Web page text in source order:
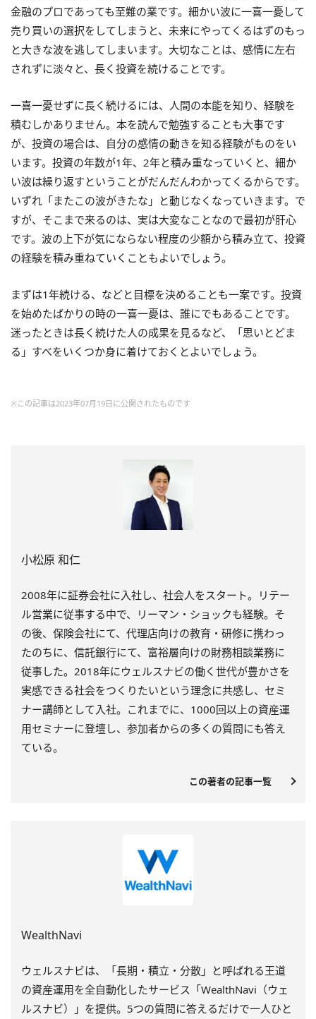
金融のプロであっても至難の業です。細かい波に一喜一憂して
売り買いの選択をしてしまうと、未来にやってくるはずのもっ
と大きな波を逃してしまいます。大切なことは、感情に左右
されずに淡々と、長く投資を続けることです。
一喜一憂せずに長く続けるには、人間の本能を知り、経験を
積むしかありません。本を読んで勉強することも大事です
が、投資の場合は、自分の感情の動きを知る経験がものをい
います。投資の年数が1年、 2年と積み重なっていくと、細か
い波は繰り返すということがだんだんわかってくるからです。
いずれ「またこの波がきたな」と動じなくなっていきます。で
すが、そこまで来るのは、実は大変なことなので最初が肝心
です。波の上下が気にならない程度の少額から積み立て、投資
の経験を積み重ねていくこともよいでしょう。
まずは1年続ける、などと目標を決めることも一案です。投資
を始めたばかりの時の一喜一憂は、誰にでもあることです。
迷ったときは長く続けた人の成果を見るなど、「思いとどま
る」すべをいくつか身に着けておくとよいでしょう。
※この記事は2023年07月19日に公開されたものです
小松原 和仁
2008年に証券会社に入社し、社会人をスタート。
リテー
ル営業に従事する中で、リーマン・ショックも経験。 そ
の後、保険会社にて、代理店向けの教育・ 研修に携わっ
たのちに、信託銀行にて、 富裕層向けの財務相談業務に
従事した。 2018年にウェルスナビの働く世代が豊かさを
実感できる社会をつくりたいという理念に共感し、セミ
ナー講師として入社。 これまでに、1000回以上の資産運
用セミナーに登壇し、 参加者からの多くの質問にも答え
ている。
この著者の記事一覧
WealthNavi
ウェルスナビは、「長期・積立・分散」 と呼ばれる王道
の資産運用を全自動化したサービス「WealthNavi（ウェ
ルスナビ）」を提供。 5つの質問に答えるだけで一人ひと